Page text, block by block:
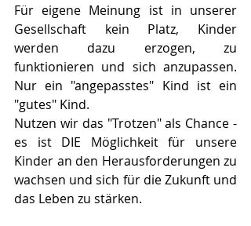
Für eigene Meinung ist in unserer
Gesellschaft kein Platz, Kinder
werden dazu erzogen, zu
funktionieren und sich anzupassen.
Nur ein "angepasstes" Kind ist ein
"gutes" Kind.
Nutzen wir das "Trotzen" als Chance -
es ist DIE Möglichkeit für unsere
Kinder an den Herausforderungen zu
wachsen und sich für die Zukunft und
das Leben zu stärken.